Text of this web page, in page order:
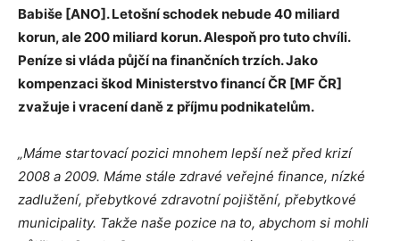
Babiše [ANO]. Letošní schodek nebude 40 miliard
korun, ale 200 miliard korun. Alespoň pro tuto chvíli.
Peníze si vláda půjčí na finančních trzích. Jako
kompenzaci škod Ministerstvo financí ČR [MF ČR]
zvažuje i vracení daně z příjmu podnikatelům.
„Máme startovací pozici mnohem lepší než před krizí
2008 a 2009. Máme stále zdravé veřejné finance, nízké
zadlužení, přebytkové zdravotní pojištění, přebytkové
municipality. Takže naše pozice na to, abychom si mohli